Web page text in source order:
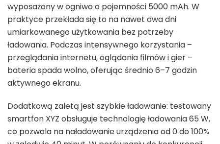
wyposażony w ogniwo o pojemności 5000 mAh. W
praktyce przekłada się to na nawet dwa dni
umiarkowanego użytkowania bez potrzeby
ładowania. Podczas intensywnego korzystania –
przeglądania internetu, oglądania filmów i gier –
bateria spada wolno, oferując średnio 6–7 godzin
aktywnego ekranu.
Dodatkową zaletą jest szybkie ładowanie: testowany
smartfon XYZ obsługuje technologię ładowania 65 W,
co pozwala na naładowanie urządzenia od 0 do 100%